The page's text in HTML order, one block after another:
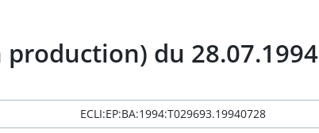
production) du 28.07.1994
ECLI:EP:BA:1994:T029693.19940728